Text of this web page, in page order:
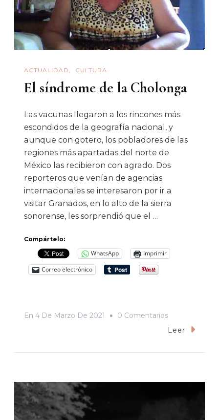
ACTUALIDAD CULTURA
El síndrome de la Cholonga
Las vacunas llegaron a los rincones más
escondidos de la geografía nacional, y
aunque con gotero, los pobladores de las
regiones más apartadas del norte de
México las recibieron con agrado. Dos
reporteros que venían de agencias
internacionales se interesaron por ir a
visitar Granados, en lo alto de la sierra
sonorense, les sorprendió que el …
Compártelo:
WhatsApp
Imprimir
Correo electrónico
En 4 De Marzo De 2021 0 ComentariosEn
El
Leer